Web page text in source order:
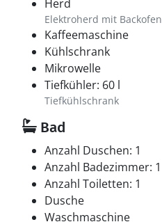
Herd
Elektroherd mit Backofen
Kaffeemaschine
Kühlschrank
Mikrowelle
Tiefkühler: 60 l
Tiefkühlschrank
Bad
Anzahl Duschen: 1
Anzahl Badezimmer: 1
Anzahl Toiletten: 1
Dusche
Waschmaschine